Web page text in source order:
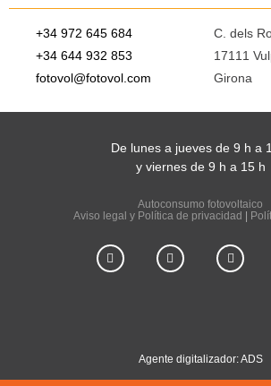
+34 972 645 684
+34 644 932 853
fotovol@fotovol.com
C. dels
17111
Girona
De lunes a jueves de 9 h a
y viernes de 9 h a 15 h
Autoconsumo fotovoltaico
Aviso legal y Política de privacidad
Agente digitalizador: ADS